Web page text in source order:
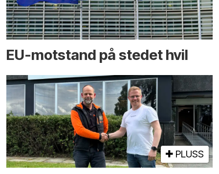
EU-motstand på stedet hvil
PLUSS